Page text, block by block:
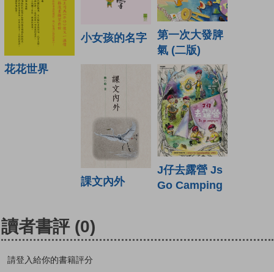
花花世界
小女孩的名字
第一次大發脾
氣 (二版)
課文內外
J仔去露營 Js
Go Camping
讀者書評 (0)
請登入給你的書籍評分